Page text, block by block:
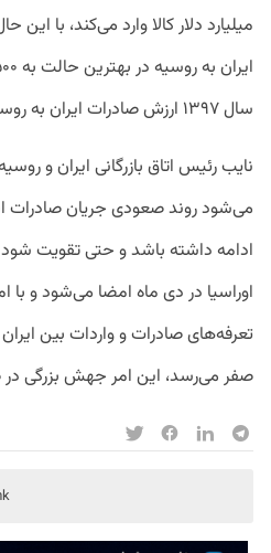
سال ۱۳۹۷ ارزش صادرات ایران به روسیه ۲۷۲ میلیون دلار شد.
نایب رئیس اتاق بازرگانی ایران و
می‌شود روند صعودی جریان صادرات
ادامه داشته باشد و حتی تقویت شود
اوراسیا در دی ماه امضا می‌شود و با
تعرفه‌های صادرات و واردات بین
صفر می‌رسد، این امر جهش بزرگی در